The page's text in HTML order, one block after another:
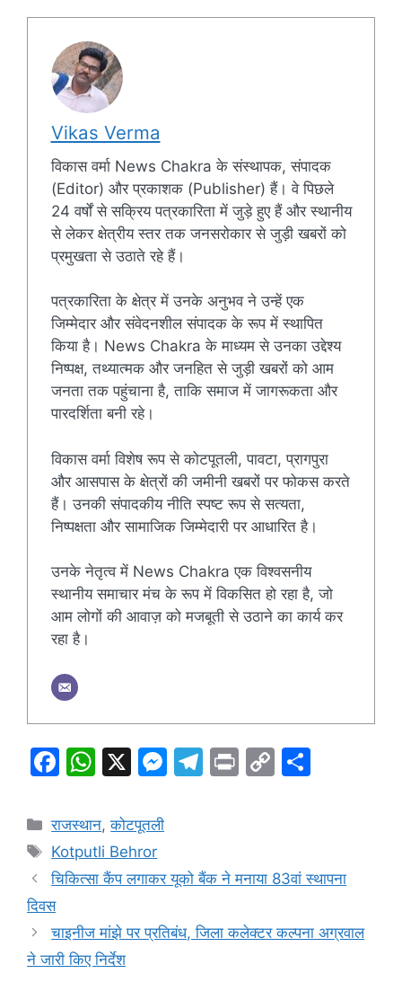
Vikas Verma
विकास वर्मा News Chakra के संस्थापक, संपादक
(Editor) और प्रकाशक (Publisher) हैं। वे पिछले
24 वर्षों से सक्रिय पत्रकारिता में जुड़े हुए हैं और स्थानीय
से लेकर क्षेत्रीय स्तर तक जनसरोकार से जुड़ी खबरों को
प्रमुखता से उठाते रहे हैं।
पत्रकारिता के क्षेत्र में उनके अनुभव ने उन्हें एक
जिम्मेदार और संवेदनशील संपादक के रूप में स्थापित
किया है। News Chakra के माध्यम से उनका उद्देश्य
निष्पक्ष, तथ्यात्मक और जनहित से जुड़ी खबरों को आम
जनता तक पहुंचाना है, ताकि समाज में जागरूकता और
पारदर्शिता बनी रहे।
विकास वर्मा विशेष रूप से कोटपूतली, पावटा, प्रागपुरा
और आसपास के क्षेत्रों की जमीनी खबरों पर फोकस करते
हैं। उनकी संपादकीय नीति स्पष्ट रूप से सत्यता,
निष्पक्षता और सामाजिक जिम्मेदारी पर आधारित है।
उनके नेतृत्व में News Chakra एक विश्वसनीय
स्थानीय समाचार मंच के रूप में विकसित हो रहा है, जो
आम लोगों की आवाज़ को मजबूती से उठाने का कार्य कर
रहा है।
F
c
e
b
o
k
W
at
s
A
p
X
M
e
g
T
a
Pr C
Li
k
Categories
राजस्थान,कोटपूतली
Tags
Kotputli Behror
चिकित्सा कैंप लगाकर यूको बैंक ने मनाया 83वां स्थापना
दिवस
चाइनीज मांझे पर प्रतिबंध, जिला कलेक्टर कल्पना अग्रवाल
ने जारी किए निर्देश